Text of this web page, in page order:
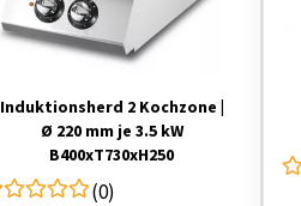
Induktionsherd 2 Kochzone |
Ø 220 mm je 3.5 kW
B400xT730xH250
(0)